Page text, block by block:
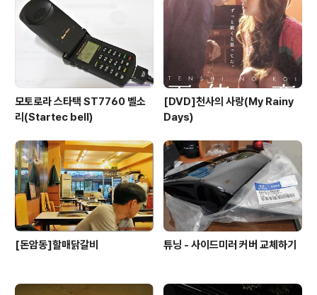
모토로라 스타택 ST7760 벨소
리(Startec bell)
[DVD]천사의 사랑(My Rainy
Days)
[돈암동]할매닭갈비 튜닝 - 사이드미러 커버 교체하기